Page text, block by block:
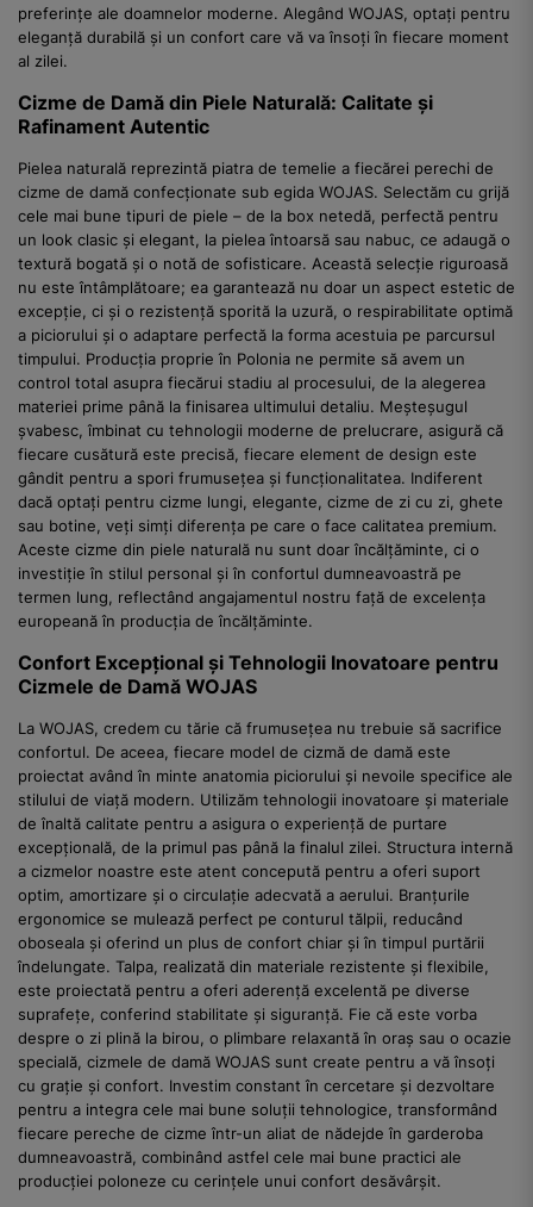
preferințe ale doamnelor moderne. Alegând WOJAS, optați pentru
eleganță durabilă și un confort care vă va însoți în fiecare moment
al zilei.
Cizme de Damă din Piele Naturală: Calitate și
Rafinament Autentic
Pielea naturală reprezintă piatra de temelie a fiecărei perechi de
cizme de damă confecționate sub egida WOJAS. Selectăm cu grijă
cele mai bune tipuri de piele – de la box netedă, perfectă pentru
un look clasic și elegant, la pielea întoarsă sau nabuc, ce adaugă o
textură bogată și o notă de sofisticare. Această selecție riguroasă
nu este întâmplătoare; ea garantează nu doar un aspect estetic de
excepție, ci și o rezistență sporită la uzură, o respirabilitate optimă
a piciorului și o adaptare perfectă la forma acestuia pe parcursul
timpului. Producția proprie în Polonia ne permite să avem un
control total asupra fiecărui stadiu al procesului, de la alegerea
materiei prime până la finisarea ultimului detaliu. Meșteșugul
șvabesc, îmbinat cu tehnologii moderne de prelucrare, asigură că
fiecare cusătură este precisă, fiecare element de design este
gândit pentru a spori frumusețea și funcționalitatea. Indiferent
dacă optați pentru cizme lungi, elegante, cizme de zi cu zi, ghete
sau botine, veți simți diferența pe care o face calitatea premium.
Aceste cizme din piele naturală nu sunt doar încălțăminte, ci o
investiție în stilul personal și în confortul dumneavoastră pe
termen lung, reflectând angajamentul nostru față de excelența
europeană în producția de încălțăminte.
Confort Excepțional și Tehnologii Inovatoare pentru
Cizmele de Damă WOJAS
La WOJAS, credem cu tărie că frumusețea nu trebuie să sacrifice
confortul. De aceea, fiecare model de cizmă de damă este
proiectat având în minte anatomia piciorului și nevoile specifice ale
stilului de viață modern. Utilizăm tehnologii inovatoare și materiale
de înaltă calitate pentru a asigura o experiență de purtare
excepțională, de la primul pas până la finalul zilei. Structura internă
a cizmelor noastre este atent concepută pentru a oferi suport
optim, amortizare și o circulație adecvată a aerului. Branțurile
ergonomice se mulează perfect pe conturul tălpii, reducând
oboseala și oferind un plus de confort chiar și în timpul purtării
îndelungate. Talpa, realizată din materiale rezistente și flexibile,
este proiectată pentru a oferi aderență excelentă pe diverse
suprafețe, conferind stabilitate și siguranță. Fie că este vorba
despre o zi plină la birou, o plimbare relaxantă în oraș sau o ocazie
specială, cizmele de damă WOJAS sunt create pentru a vă însoți
cu grație și confort. Investim constant în cercetare și dezvoltare
pentru a integra cele mai bune soluții tehnologice, transformând
fiecare pereche de cizme într-un aliat de nădejde în garderoba
dumneavoastră, combinând astfel cele mai bune practici ale
producției poloneze cu cerințele unui confort desăvârșit.